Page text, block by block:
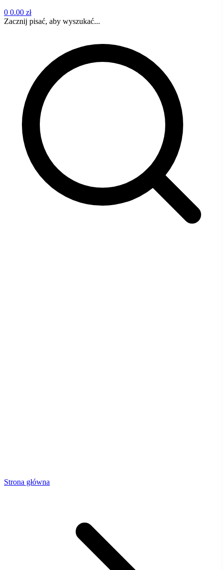
0 0.00 zł
Zacznij pisać, aby wyszukać...
Strona główna